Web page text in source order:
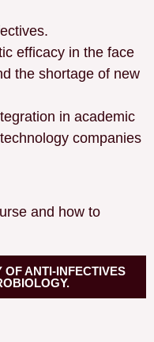
efficacy in the face
the shortage of new
in academic
companies
and how to
ANTI-INFECTIVES